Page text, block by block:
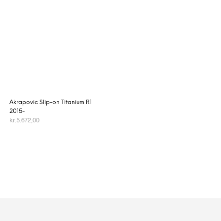
Akrapovic Slip-on Titanium R1
2015-
kr.5.672,00